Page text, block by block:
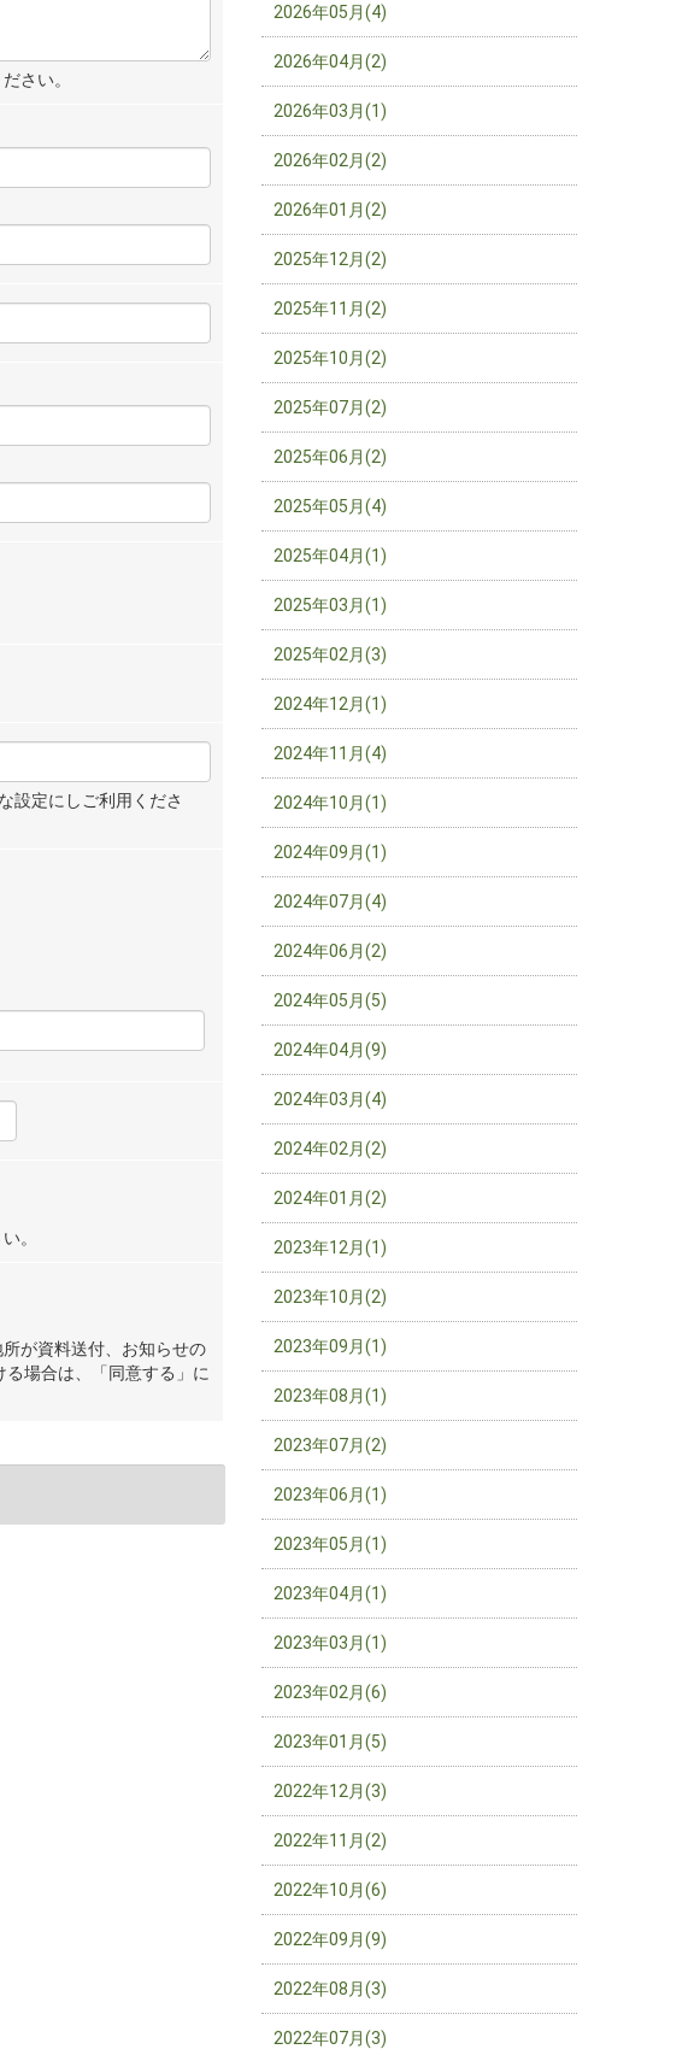
さい。
設定にしご利用くださ
。
が資料送付、お知らせの
場合は、「同意する」に
2026年05月(4)
2026年04月(2)
2026年03月(1)
2026年02月(2)
2026年01月(2)
2025年12月(2)
2025年11月(2)
2025年10月(2)
2025年07月(2)
2025年06月(2)
2025年05月(4)
2025年04月(1)
2025年03月(1)
2025年02月(3)
2024年12月(1)
2024年11月(4)
2024年10月(1)
2024年09月(1)
2024年07月(4)
2024年06月(2)
2024年05月(5)
2024年04月(9)
2024年03月(4)
2024年02月(2)
2024年01月(2)
2023年12月(1)
2023年10月(2)
2023年09月(1)
2023年08月(1)
2023年07月(2)
2023年06月(1)
2023年05月(1)
2023年04月(1)
2023年03月(1)
2023年02月(6)
2023年01月(5)
2022年12月(3)
2022年11月(2)
2022年10月(6)
2022年09月(9)
2022年08月(3)
2022年07月(3)